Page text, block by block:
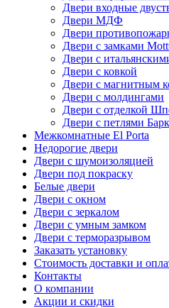
Двери входные
Двери МДФ
Двери
Двери с замками
Двери с
Двери с ковкой
Двери с магнитным
Двери с молдингами
Двери с отделкой
Двери с петлями Барк
Межкомнатные El Porta
Недорогие двери
Двери с шумоизоляцией
Двери под покраску
Белые двери
Двери с окном
Двери с зеркалом
Двери с умным замком
Двери с терморазрывом
Заказать установку
Стоимость доставки и
Контакты
О компании
Акции и скидки